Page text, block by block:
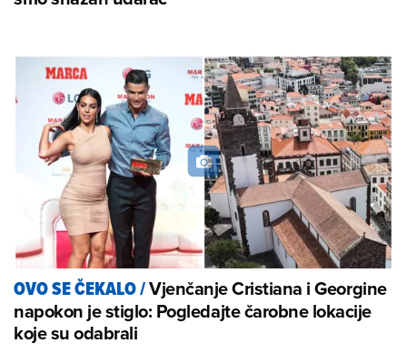
OVO SE ČEKALO/Vjenčanje Cristiana i Georgine
napokon je stiglo: Pogledajte čarobne lokacije
koje su odabrali